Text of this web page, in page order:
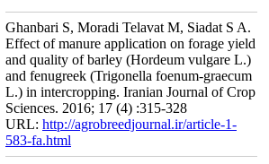
Ghanbari S, Moradi Telavat M, Siadat S A.
Effect of manure application on forage yield
and quality of barley (Hordeum vulgare L.)
and fenugreek (Trigonella foenum-graecum
L.) in intercropping. Iranian Journal of Crop
Sciences. 2016; 17 (4) :315-328
URL: http://agrobreedjournal.ir/article-1-
583-fa.html